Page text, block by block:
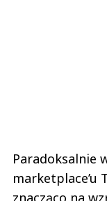
Paradoksalnie
marketplace’u
znacząco na